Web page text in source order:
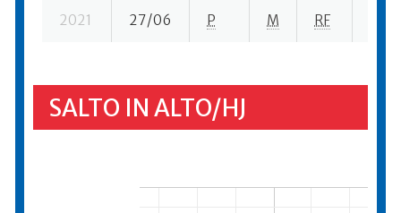
2021 27/06 P M RF
SALTO IN ALTO/HJ